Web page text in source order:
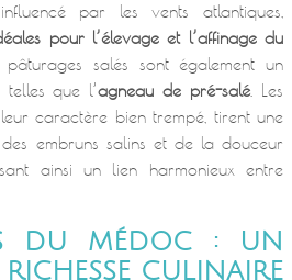
par les vents atlantiques,
pour l’élevage et l’affinage du
pâturages salés sont également un
que l’agneau de pré-salé. Les
caractère bien trempé, tirent une
embruns salins et de la douceur
ainsi un lien harmonieux entre
DU MÉDOC : UN
CULINAIRE